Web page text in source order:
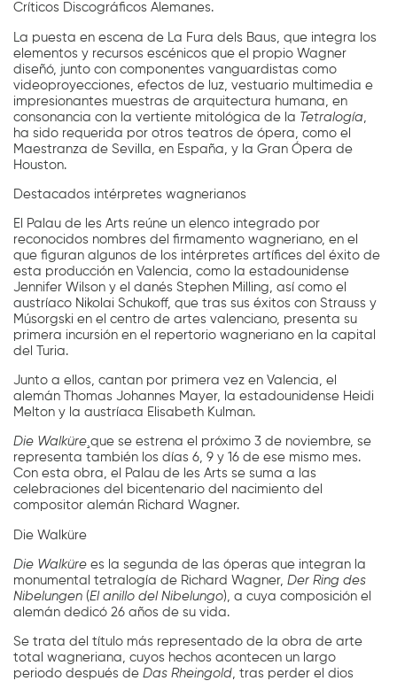
Críticos Discográficos Alemanes.
La puesta en escena de La Fura dels Baus, que integra los
elementos y recursos escénicos que el propio Wagner
diseñó, junto con componentes vanguardistas como
videoproyecciones, efectos de luz, vestuario multimedia e
impresionantes muestras de arquitectura humana, en
consonancia con la vertiente mitológica de la Tetralogía
ha sido requerida por otros teatros de ópera, como el
Maestranza de Sevilla, en España, y la Gran Ópera de
Houston.
Destacados intérpretes wagnerianos
El Palau de les Arts reúne un elenco integrado por
reconocidos nombres del firmamento wagneriano, en el
que figuran algunos de los intérpretes artífices del éxito de
esta producción en Valencia, como la estadounidense
Jennifer Wilson y el danés Stephen Milling, así como el
austríaco Nikolai Schukoff, que tras sus éxitos con Strauss y
Músorgski en el centro de artes valenciano, presenta su
primera incursión en el repertorio wagneriano en la capital
del Turia.
Junto a ellos, cantan por primera vez en Valencia, el
alemán Thomas Johannes Mayer, la estadounidense Heidi
Melton y la austríaca Elisabeth Kulman.
Die Walküre ¸que se estrena el próximo 3 de noviembre, se
representa también los días 6, 9 y 16 de ese mismo mes.
Con esta obra, el Palau de les Arts se suma a las
celebraciones del bicentenario del nacimiento del
compositor alemán Richard Wagner.
Die Walküre
Die Walküre es la segunda de las óperas que integran la
monumental tetralogía de Richard Wagner,Der Ring des
Nibelungen (El anillo del Nibelungo), a cuya composición el
alemán dedicó 26 años de su vida.
Se trata del título más representado de la obra de arte
total wagneriana, cuyos hechos acontecen un largo
periodo después deDas Rheingold , tras perder el dios